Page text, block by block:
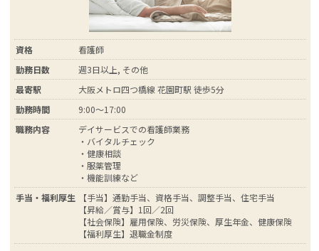
資格
看護師
勤務日数
週3日以上, その他
最寄駅
大阪メトロ四つ橋線 花園町駅 徒歩5分
勤務時間
9:00～17:00
職務内容
デイサービスでの看護師業務
・バイタルチェック
・健康相談
・服薬管理
・機能訓練など
手当・福利厚生
【手当】通勤手当、資格手当、調整手当、住宅手当
【昇給／賞与】1回／2回
【社会保険】雇用保険、労災保険、厚生年金、健康保険
【福利厚生】退職金制度